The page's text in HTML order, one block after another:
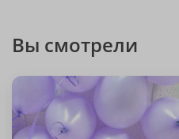
Вы смотрели